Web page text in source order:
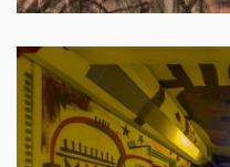
КАТЕГОРИИ
Wine&Dine
Подкасти
Мода